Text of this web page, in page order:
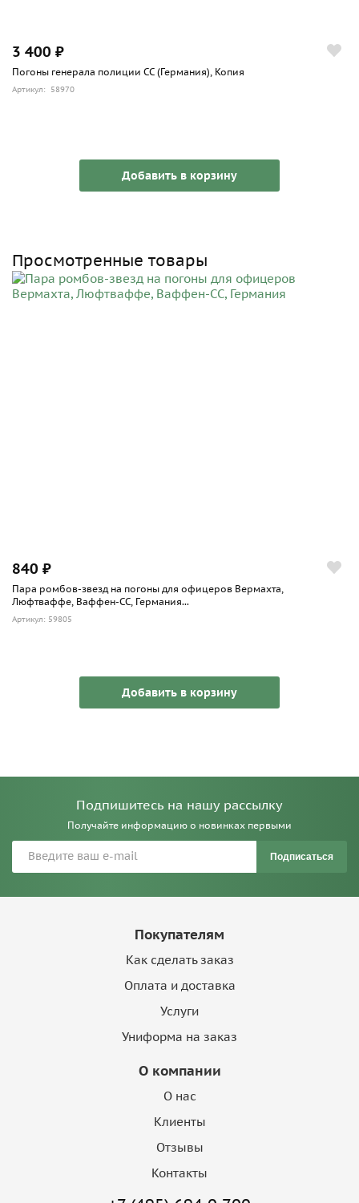
3 400 ₽
Погоны генерала полиции СС (Германия), Копия
Артикул: 58970
Добавить в корзину
Просмотренные товары
840 ₽
Пара ромбов-звезд на погоны для офицеров Вермахта,
Люфтваффе, Ваффен-СС, Германия...
Артикул: 59805
Добавить в корзину
Подпишитесь на нашу рассылку
Получайте информацию о новинках первыми
Подписаться
Покупателям
Как сделать заказ
Оплата и доставка
Услуги
Униформа на заказ
О компании
О нас
Клиенты
Отзывы
Контакты